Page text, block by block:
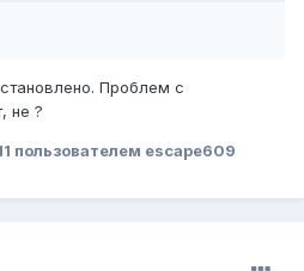
Проблем с
не ?
пользователем escape609